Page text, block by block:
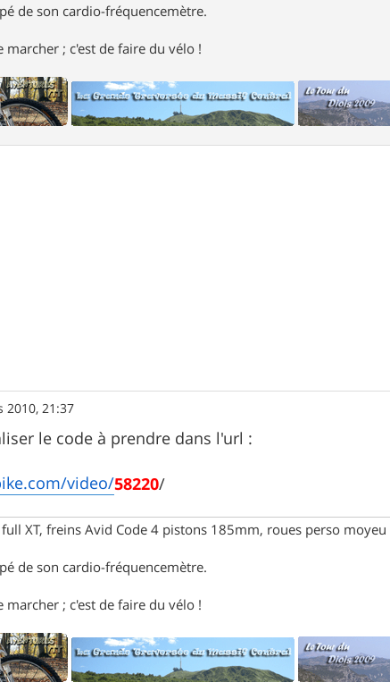
de son cardio-fréquencemètre.
marcher ; c'est de faire du vélo !
2010, 21:37
le code à prendre dans l'url :
video/58220/
XT, freins Avid Code 4 pistons 185mm, roues perso
de son cardio-fréquencemètre.
marcher ; c'est de faire du vélo !